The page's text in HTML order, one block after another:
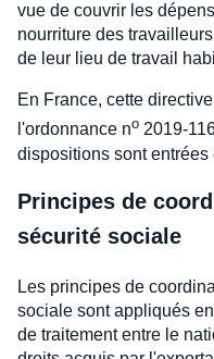
vue de couvrir les
nourriture des
de leur lieu de travail
En France, cette
l'ordonnance no 2019-
dispositions sont
Principes de
sécurité sociale
Les principes de
sociale sont appliqués
de traitement entre le